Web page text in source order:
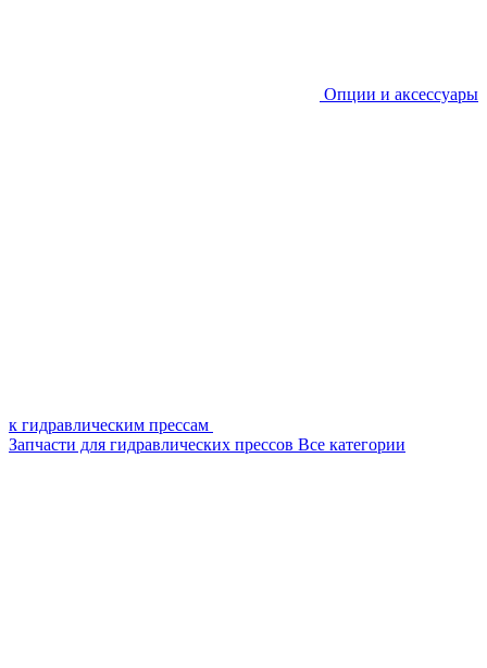
Опции и аксессуары
к гидравлическим прессам
Запчасти для гидравлических прессов Все категории